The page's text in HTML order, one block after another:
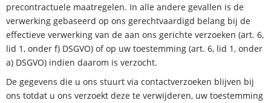
precontractuele maatregelen. In alle andere gevallen is de
verwerking gebaseerd op ons gerechtvaardigd belang bij de
effectieve verwerking van de aan ons gerichte verzoeken (art. 6,
lid 1, onder f) DSGVO) of op uw toestemming (art. 6, lid 1, onder
a) DSGVO) indien daarom is verzocht.
De gegevens die u ons stuurt via contactverzoeken blijven bij
ons totdat u ons verzoekt deze te verwijderen, uw toestemming